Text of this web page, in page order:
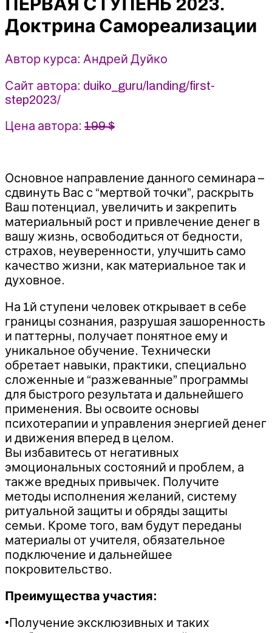
Кайлас
Андрей
ПЕРВАЯ СТУПЕНЬ 2023.
Доктрина Самореализации
Автор курса: Андрей Дуйко
Сайт автора: duiko_guru/landing/first-
step2023/
Цена автора: 199 $
Основное направление данного семинара –
сдвинуть Вас с “мертвой точки”, раскрыть
Ваш потенциал, увеличить и закрепить
материальный рост и привлечение денег в
вашу жизнь, освободиться от бедности,
страхов, неуверенности, улучшить само
качество жизни, как материальное так и
духовное.
На 1й ступени человек открывает в себе
границы сознания, разрушая зашоренность
и паттерны, получает понятное ему и
уникальное обучение. Технически
обретает навыки, практики, специально
сложенные и “разжеванные” программы
для быстрого результата и дальнейшего
применения. Вы освоите основы
психотерапии и управления энергией денег
и движения вперед в целом.
Вы избавитесь от негативных
эмоциональных состояний и проблем, а
также вредных привычек. Получите
методы исполнения желаний, систему
ритуальной защиты и обряды защиты
семьи. Кроме того, вам будут переданы
материалы от учителя, обязательное
подключение и дальнейшее
покровительство.
Преимущества участия:
•Получение эксклюзивных и таких